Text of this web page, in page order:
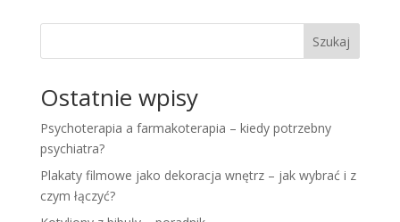
Szukaj
Ostatnie wpisy
Psychoterapia a farmakoterapia – kiedy potrzebny
psychiatra?
Plakaty filmowe jako dekoracja wnętrz – jak wybrać i z
czym łączyć?